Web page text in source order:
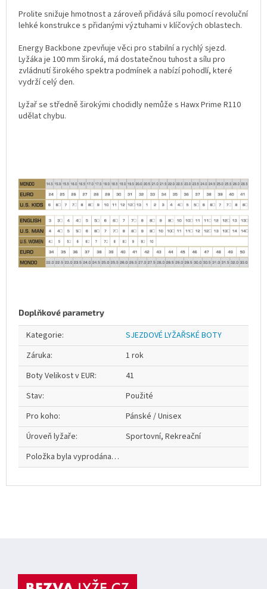
Prolite snižuje hmotnost a zároveň přidává sílu pomocí revoluční
lehké konstrukce s přidanými výztuhami v klíčových oblastech.
Energy Backbone zpevňuje věci pro stabilní a rychlý sjezd.
Lyžáka je 100 mm široká, má dostatečnou tuhost a sílu pro
zvládnutí širokého spektra podmínek a nabízí pohodlí, které
vydrží celý den.
Lyžař se středně širokými chodidly nemůže s Hawx Prime R110
udělat chybu.
Doplňkové parametry
Kategorie:
SJEZDOVÉ LYŽAŘSKÉ BOTY
Záruka:
1 rok
Boty Velikost v EUR:
41
Stav:
Použité
Pro koho:
Pánské / Unisex
Úroveň lyžaře:
Sportovní, Rekreační
Položka byla vyprodána…